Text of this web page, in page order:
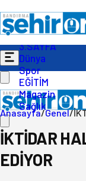
Gündem
Ekonomi
Politika
3.SAYFA
Dünya
Spor
EĞİTİM
Magazin
Sağlık
Anasayfa/Genel/
İKTİDAR
EDİYOR